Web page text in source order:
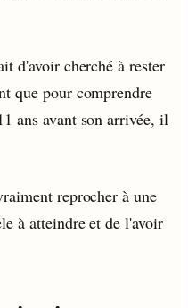
d'avoir cherché à rester
que pour comprendre
ans avant son arrivée, il
reprocher à une
à atteindre et de l'avoir